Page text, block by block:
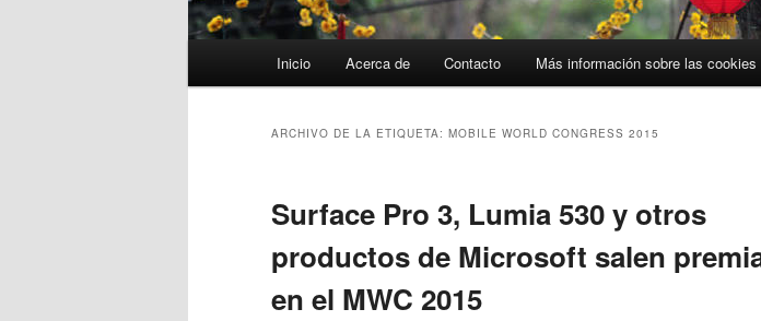
Inicio Acerca de Contacto Más información sobre las cookies
ARCHIVO DE LA ETIQUETA: MOBILE WORLD CONGRESS 2015
Surface Pro 3, Lumia 530 y otros
productos de Microsoft salen
en el MWC 2015